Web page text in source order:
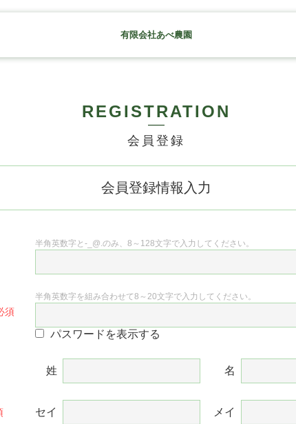
有限会社あべ農園
REGISTRATION
会員登録
会員登録情報入力
半角英数字と-_@.のみ、8～128文字で入力してください。
半角英数字を組み合わせて8～20文字で入力してください。
パスワードを表示する
姓 名
セイ メイ